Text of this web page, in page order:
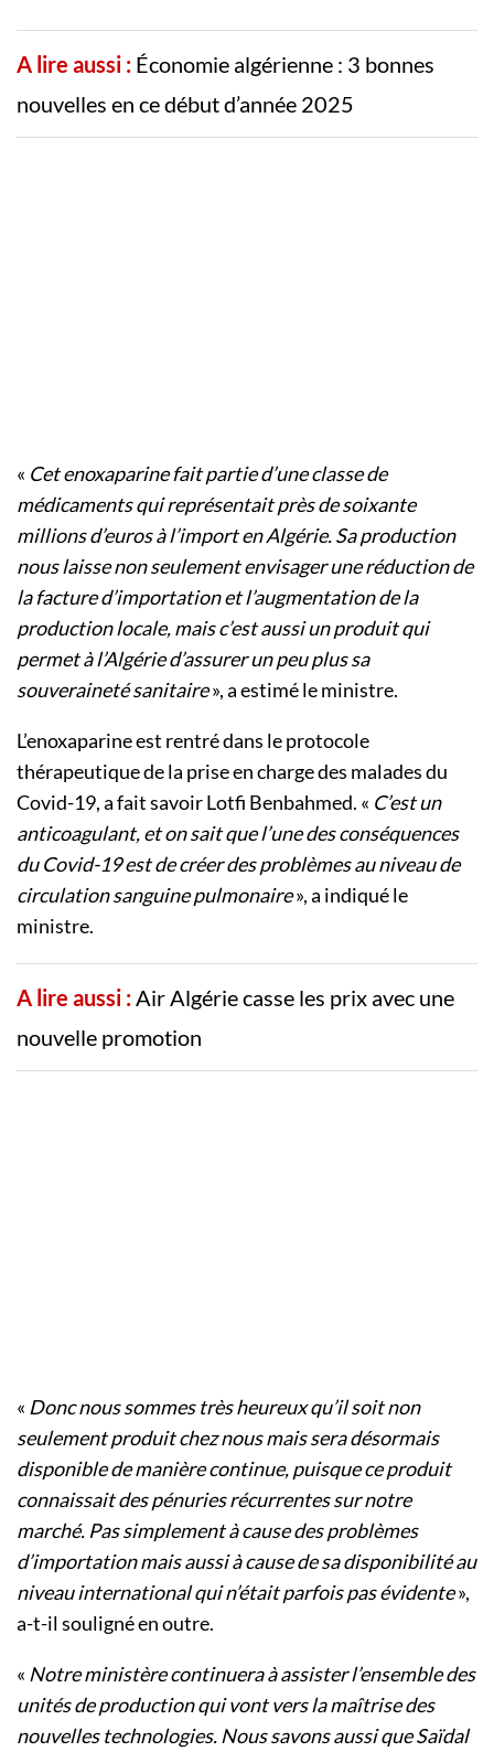
A lire aussi : Économie algérienne : 3 bonnes
nouvelles en ce début d’année 2025
« Cet enoxaparine fait partie d’une classe de
médicaments qui représentait près de soixante
millions d’euros à l’import en Algérie. Sa production
nous laisse non seulement envisager une réduction de
la facture d’importation et l’augmentation de la
production locale, mais c’est aussi un produit qui
permet à l’Algérie d’assurer un peu plus sa
souveraineté sanitaire», a estimé le ministre.
L’enoxaparine est rentré dans le protocole
thérapeutique de la prise en charge des malades du
Covid-19, a fait savoir Lotfi Benbahmed. « C’est un
anticoagulant, et on sait que l’une des conséquences
du Covid-19 est de créer des problèmes au niveau de
circulation sanguine pulmonaire», a indiqué le
ministre.
A lire aussi :Air Algérie casse les prix avec une
nouvelle promotion
« Donc nous sommes très heureux qu’il soit non
seulement produit chez nous mais sera désormais
disponible de manière continue, puisque ce produit
connaissait des pénuries récurrentes sur notre
marché. Pas simplement à cause des problèmes
d’importation mais aussi à cause de sa disponibilité au
niveau international qui n’était parfois pas évidente»,
a-t-il souligné en outre.
« Notre ministère continuera à assister l’ensemble des
unités de production qui vont vers la maîtrise des
nouvelles technologies. Nous savons aussi que Saïdal